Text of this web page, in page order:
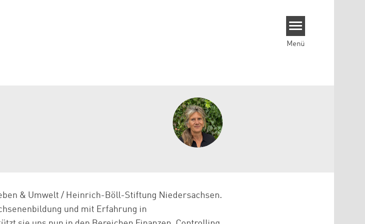
Menü
& Umwelt / Heinrich-Böll-Stiftung Niedersachsen.
und mit Erfahrung in